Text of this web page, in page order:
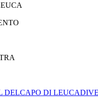
DELCAPO DI LEUCA